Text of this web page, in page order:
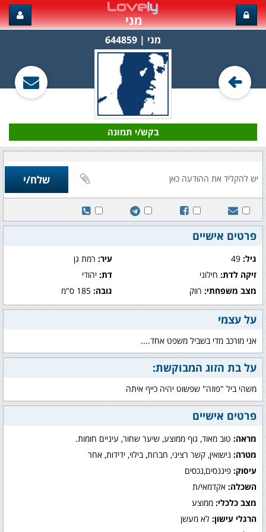
מני
מני‏ | 644859
בקש/י תמונה
פרטים אישיים
גיל: עיר:רמת גן
זיקה לדת: חילוני דת:יהודי
מצב משפחתי: רווק גובה:185 ס"מ
על עצמי
אני מורכב מדי בשביל משפט אחד....
על בת הזוג המבוקשת:
משהי ביל "פוזה" שפשוט יהיה כייף איתה
פרטים אישיים
מראה: טוב מאוד, גוף ממוצע, שיער שחור, עיניים חומות.
מטרה: נישואין, קשר רציני, חברות, בילוי, ידידות, אחר
עיסוק: פיננסים,נכסים
השכלה: אקדמאי/ת
מצב כלכלי: ממוצע
הרגלי עישון: לא מעשן